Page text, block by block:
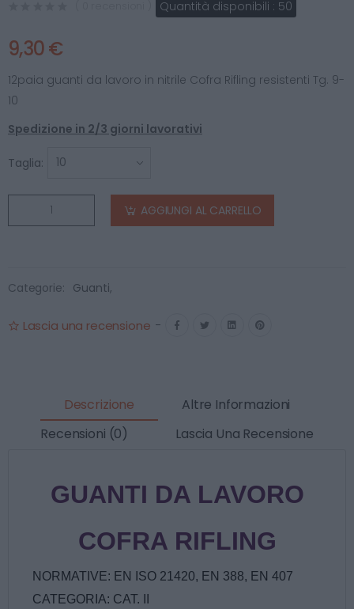
Quantità disponibili : 50
9,30 €
12paia guanti da lavoro in nitrile Cofra Rifling resistenti Tg. 9-
10
Spedizione in 2/3 giorni lavorativi
Taglia:
AGGIUNGI AL CARRELLO
Categorie: Guanti,
Lascia una recensione -
Descrizione
Altre Informazioni
Recensioni (0)
Lascia Una Recensione
GUANTI DA LAVORO
COFRA RIFLING
NORMATIVE: EN ISO 21420, EN 388, EN 407
CATEGORIA: CAT. II